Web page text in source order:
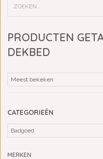
PRODUCTEN
DEKBED
CATEGORIEËN
MERKEN